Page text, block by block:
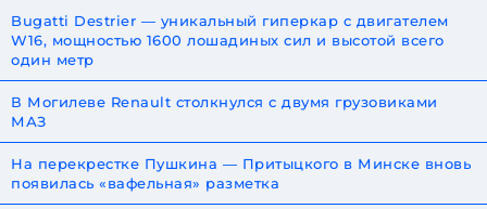
Bugatti Destrier — уникальный гиперкар с двигателем
W16, мощностью 1600 лошадиных сил и высотой всего
один метр
В Могилеве Renault столкнулся с двумя грузовиками
МАЗ
На перекрестке Пушкина — Притыцкого в Минске вновь
появилась «вафельная» разметка